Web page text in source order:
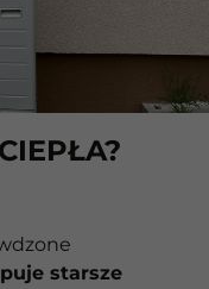
starsze